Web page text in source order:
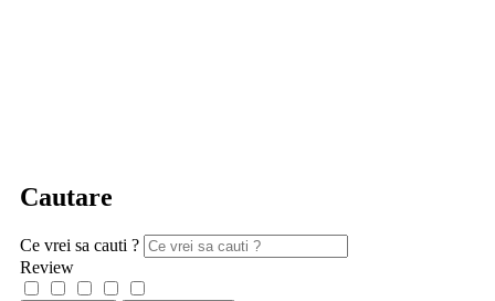
Cautare
Ce vrei sa cauti ?
Review